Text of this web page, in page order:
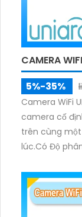
CAMERA
5%-35%
Camera WiFi
camera cố
trên cùng
lúc.Có Độ
sáng ấm lên